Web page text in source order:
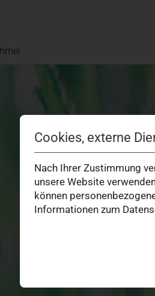
Cookies, externe
Nach Ihrer Zustimmung
unsere Website
können
Informationen zum